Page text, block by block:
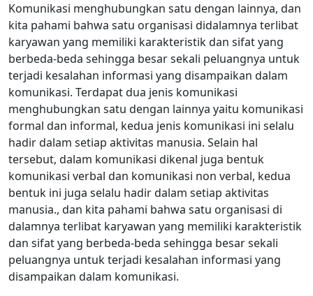
Komunikasi menghubungkan satu dengan lainnya, dan
kita pahami bahwa satu organisasi didalamnya terlibat
karyawan yang memiliki karakteristik dan sifat yang
berbeda-beda sehingga besar sekali peluangnya untuk
terjadi kesalahan informasi yang disampaikan dalam
komunikasi. Terdapat dua jenis komunikasi
menghubungkan satu dengan lainnya yaitu komunikasi
formal dan informal, kedua jenis komunikasi ini selalu
hadir dalam setiap aktivitas manusia. Selain hal
tersebut, dalam komunikasi dikenal juga bentuk
komunikasi verbal dan komunikasi non verbal, kedua
bentuk ini juga selalu hadir dalam setiap aktivitas
manusia., dan kita pahami bahwa satu organisasi di
dalamnya terlibat karyawan yang memiliki karakteristik
dan sifat yang berbeda-beda sehingga besar sekali
peluangnya untuk terjadi kesalahan informasi yang
disampaikan dalam komunikasi.